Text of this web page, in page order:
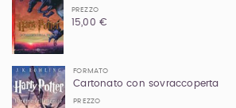
PREZZO
15,00 €
FORMATO
Cartonato con sovraccoperta
PREZZO